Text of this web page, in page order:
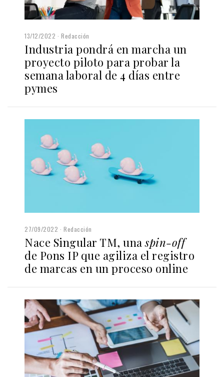
13/12/2022 Redacción
Industria pondrá en marcha un
proyecto piloto para probar la
semana laboral de 4 días entre
pymes
27/09/2022 Redacción
Nace Singular TM, unaspin-off
de Pons IP que agiliza el registro
de marcas en un proceso online